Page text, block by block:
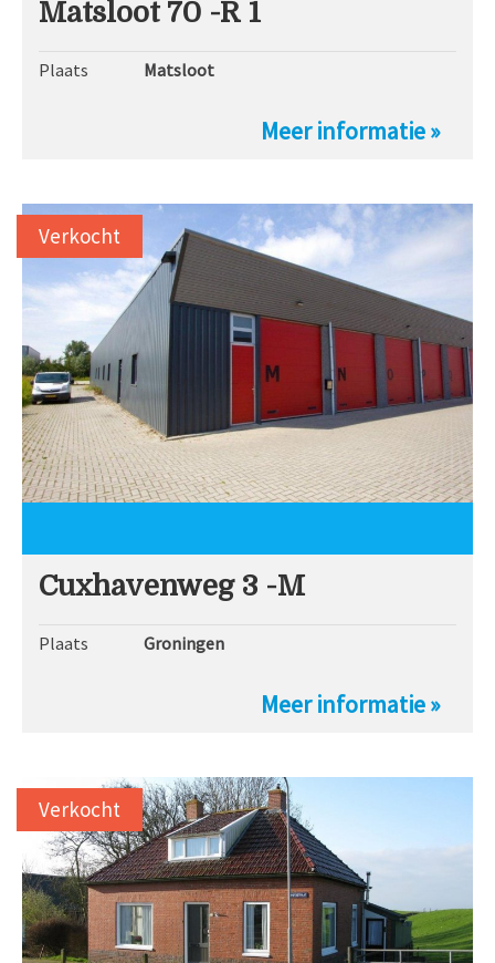
Matsloot 70 -R 1
Plaats Matsloot
Meer informatie »
Cuxhavenweg 3 -M
Plaats Groningen
Meer informatie »
Verkocht
Verkocht